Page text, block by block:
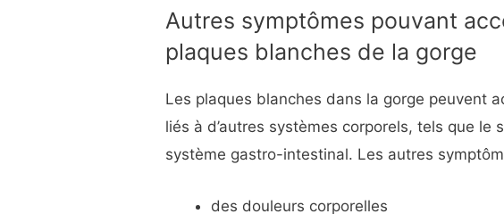
Autres symptômes pouvant
plaques blanches de la gorge
Les plaques blanches dans la gorge peuvent
liés à d’autres systèmes corporels, tels que le
système gastro-intestinal. Les autres
des douleurs corporelles